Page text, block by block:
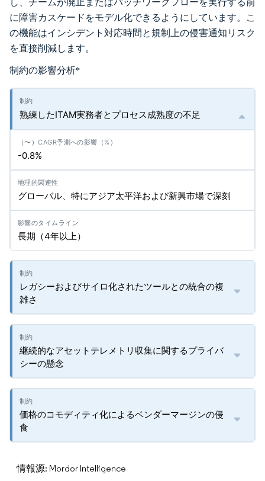
に障害カスケードをモデル化できるようにしています。こ
の機能はインシデント対応時間と規制上の侵害通知リスク
を直接削減します。
制約の影響分析*
熟練したITAM実務者とプロセス成熟度の不足
-0.8%
グローバル、特にアジア太平洋および新興市場で深刻
長期（4年以上）
レガシーおよびサイロ化されたツールとの統合の複
雑さ
継続的なアセットテレメトリ収集に関するプライバ
シーの懸念
価格のコモディティ化によるベンダーマージンの侵
食
情報源: Mordor Intelligence